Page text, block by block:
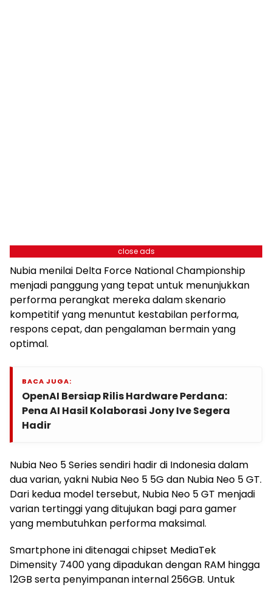
close ads
Nubia menilai Delta Force National Championship
menjadi panggung yang tepat untuk menunjukkan
performa perangkat mereka dalam skenario
kompetitif yang menuntut kestabilan performa,
respons cepat, dan pengalaman bermain yang
optimal.
BACA JUGA:
OpenAI Bersiap Rilis Hardware Perdana:
Pena AI Hasil Kolaborasi Jony Ive Segera
Hadir
Nubia Neo 5 Series sendiri hadir di Indonesia dalam
dua varian, yakni Nubia Neo 5 5G dan Nubia Neo 5 GT.
Dari kedua model tersebut, Nubia Neo 5 GT menjadi
varian tertinggi yang ditujukan bagi para gamer
yang membutuhkan performa maksimal.
Smartphone ini ditenagai chipset MediaTek
Dimensity 7400 yang dipadukan dengan RAM hingga
12GB serta penyimpanan internal 256GB. Untuk